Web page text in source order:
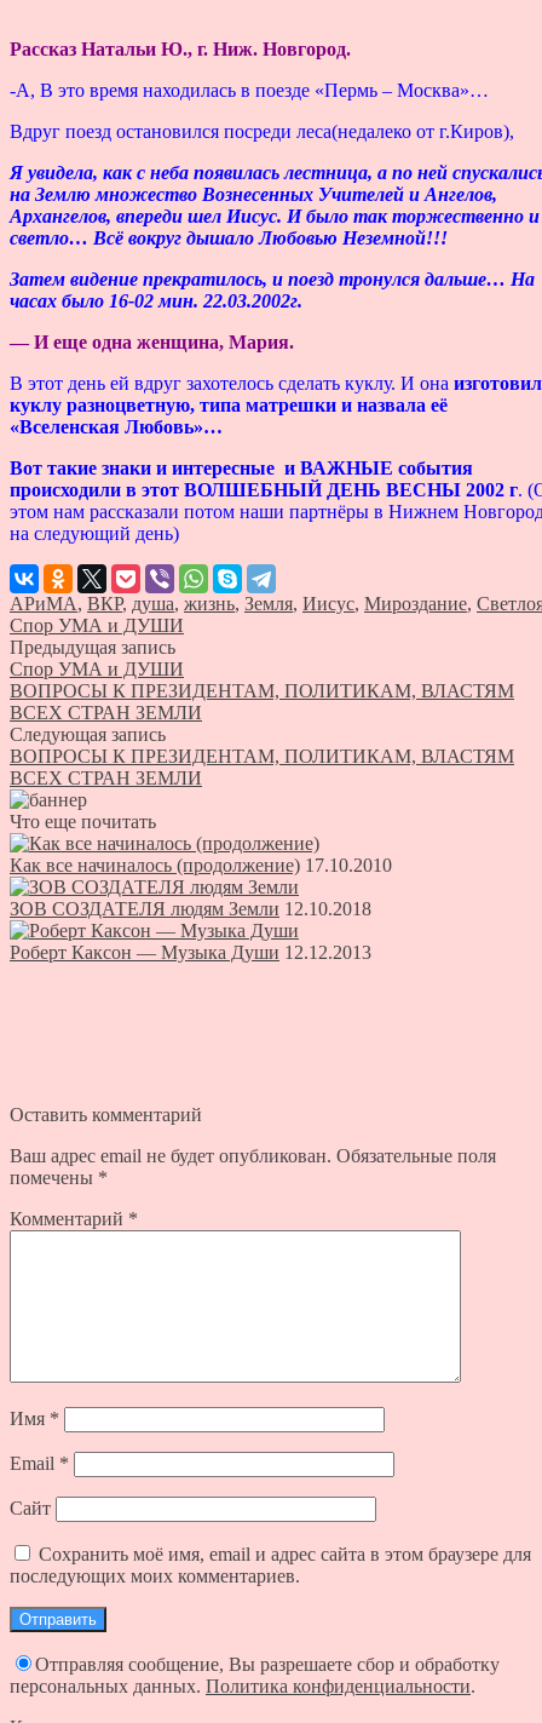
Рассказ Натальи Ю., г. Ниж. Новгород.
-А, В это время находилась в поезде «Пермь – Москва»…
Вдруг поезд остановился посреди леса(недалеко от г.Киров),
Я увидела, как с неба появилась лестница, а по ней
на Землю множество Вознесенных Учителей и Ангелов,
Архангелов, впереди шел Иисус. И было так торжественно и
светло… Всё вокруг дышало Любовью Неземной!!!
Затем видение прекратилось, и поезд тронулся дальше… На
часах было 16-02 мин. 22.03.2002г.
— И еще одна женщина, Мария.
В этот день ей вдруг захотелось сделать куклу. И она
куклу разноцветную, типа матрешки и назвала её
«Вселенская Любовь»…
Вот такие знаки и интересные и ВАЖНЫЕ события
происходили в этот ВОЛШЕБНЫЙ ДЕНЬ ВЕСНЫ 2002 г.
этом нам рассказали потом наши партнёры в Нижнем
на следующий день)
АРиМА, ВКР, душа, жизнь, Земля, Иисус, Мироздание,
Спор УМА и ДУШИ
Предыдущая запись
Спор УМА и ДУШИ
ВОПРОСЫ К ПРЕЗИДЕНТАМ, ПОЛИТИКАМ, ВЛАСТЯМ
ВСЕХ СТРАН ЗЕМЛИ
Следующая запись
ВОПРОСЫ К ПРЕЗИДЕНТАМ, ПОЛИТИКАМ, ВЛАСТЯМ
ВСЕХ СТРАН ЗЕМЛИ
Что еще почитать
Как все начиналось (продолжение) 17.10.2010
ЗОВ СОЗДАТЕЛЯ людям Земли 12.10.2018
Роберт Каксон — Музыка Души 12.12.2013
Оставить комментарий
Ваш адрес email не будет опубликован. Обязательные поля
помечены *
Комментарий *
Имя *
Email *
Сайт
Сохранить моё имя, email и адрес сайта в этом браузере для
последующих моих комментариев.
Отправляя сообщение, Вы разрешаете сбор и обработку
персональных данных. Политика конфиденциальности.